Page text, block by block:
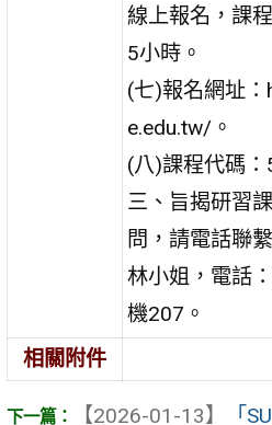
線上報名，課
5小時。
(七)報名網址
e.edu.tw/。
(八)課程代碼：
三、旨揭研習
問，請電話聯
林小姐，電話
機207。
相關附件
【2026-01-13】
「